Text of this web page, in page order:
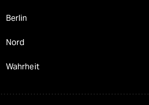
Berlin
Nord
Wahrheit